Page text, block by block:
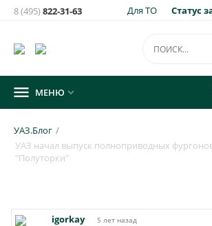
Для ТО Статус
8 (495)822-31-63
 МЕНЮ 
УАЗ.Блог /
УАЗ начал выпуск полноприводных
"Полуторки"
igorkay 5 лет назад